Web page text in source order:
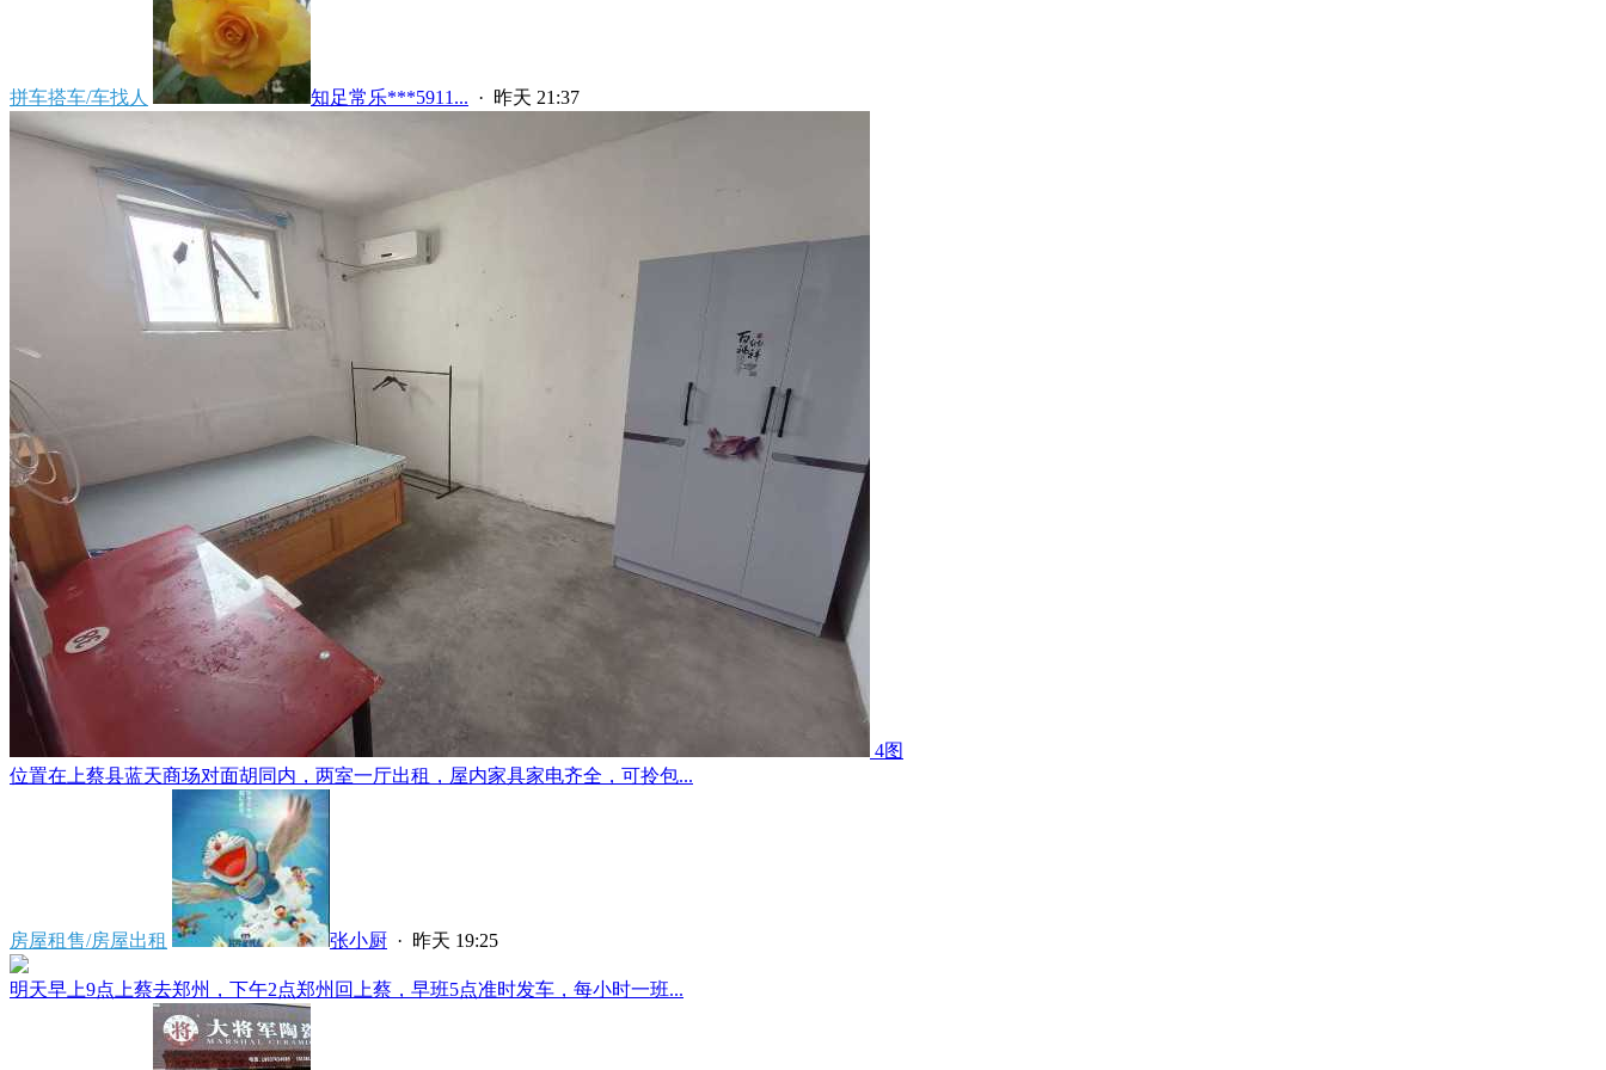
拼车搭车/车找人 知足常乐***5911... · 昨天 21:37
4图
位置在上蔡县蓝天商场对面胡同内，两室一厅出租，屋内家具家电齐全，可拎包...
房屋租售/房屋出租 张小厨 · 昨天 19:25
明天早上9点上蔡去郑州，下午2点郑州回上蔡，早班5点准时发车，每小时一班...